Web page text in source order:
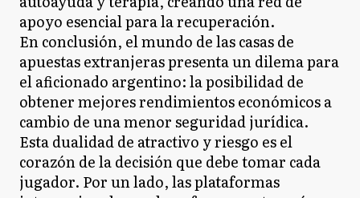
apoyo esencial para la recuperación.
En conclusión, el mundo de las casas de
apuestas extranjeras presenta un dilema para
el aficionado argentino: la posibilidad de
obtener mejores rendimientos económicos a
cambio de una menor seguridad jurídica.
Esta dualidad de atractivo y riesgo es el
corazón de la decisión que debe tomar cada
jugador. Por un lado, las plataformas